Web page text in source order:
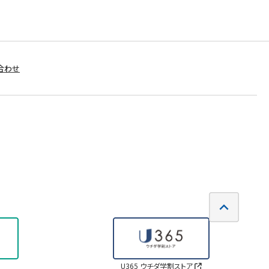
わせ
U365 ウチダ学割ストア